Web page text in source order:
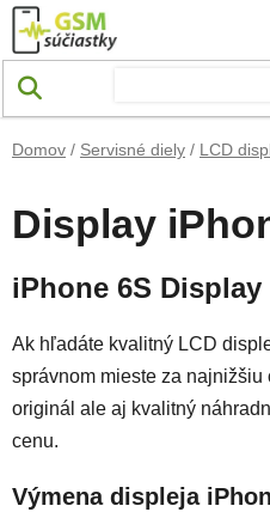
Prejsť na obsah
Domov / Servisné diely / LCD
Display
iPhone 6S Display
Ak hľadáte kvalitný LCD
správnom mieste za
originál ale aj kvalitný
cenu.
Výmena displeja